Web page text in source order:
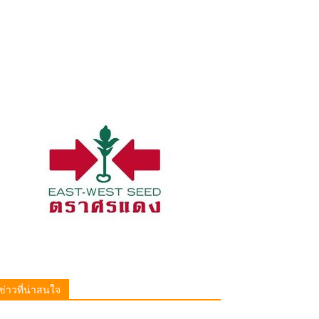
าวที่น่าสนใจ